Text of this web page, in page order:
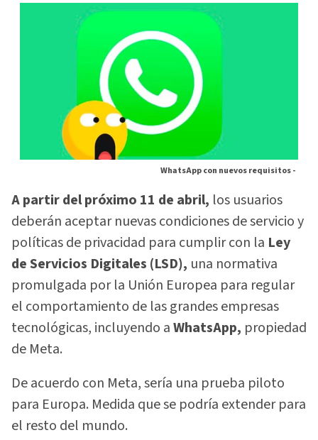
WhatsApp con nuevos requisitos -
A partir del próximo 11 de abril, los usuarios
deberán aceptar nuevas condiciones de servicio y
políticas de privacidad para cumplir con la Ley
de Servicios Digitales (LSD), una normativa
promulgada por la Unión Europea para regular
el comportamiento de las grandes empresas
tecnológicas, incluyendo aWhatsApp, propiedad
de Meta.
De acuerdo con Meta, sería una prueba piloto
para Europa. Medida que se podría extender para
el resto del mundo.